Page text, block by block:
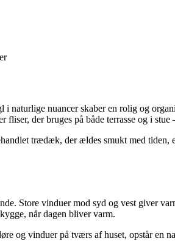
nuancer skaber en rolig og
der bruges på både terrasse og i
trædæk, der ældes smukt med
Store vinduer mod syd og vest giver
når dagen bliver varm.
og vinduer på tværs af huset, opstår en